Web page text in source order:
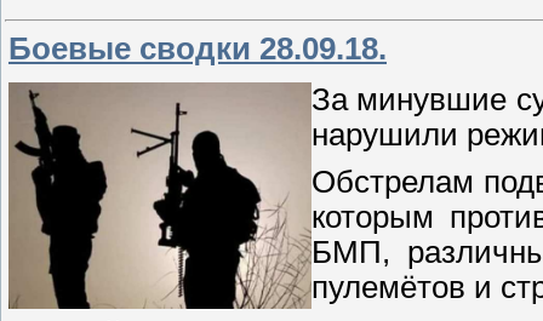
Боевые сводки 28.09.18.
За минувшие
нарушили
Обстрелам
которым
БМП,
пулемётов и